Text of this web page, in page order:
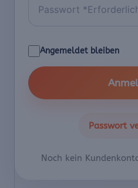
Angemeldet bleiben
Passwort
Noch kein